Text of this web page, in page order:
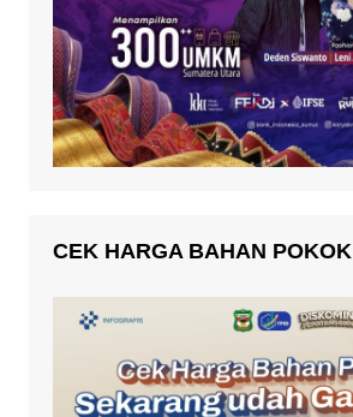
CEK HARGA BAHAN POKOK